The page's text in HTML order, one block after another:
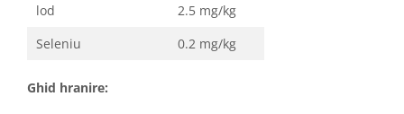
lod
2.5 mg/kg
Seleniu
0.2 mg/kg
Ghid hranire: